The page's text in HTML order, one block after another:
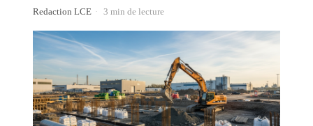
Redaction LCE 3 min de lecture